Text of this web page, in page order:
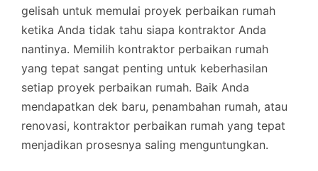
gelisah untuk memulai proyek perbaikan rumah
ketika Anda tidak tahu siapa kontraktor Anda
nantinya. Memilih kontraktor perbaikan rumah
yang tepat sangat penting untuk keberhasilan
setiap proyek perbaikan rumah. Baik Anda
mendapatkan dek baru, penambahan rumah, atau
renovasi, kontraktor perbaikan rumah yang tepat
menjadikan prosesnya saling menguntungkan.